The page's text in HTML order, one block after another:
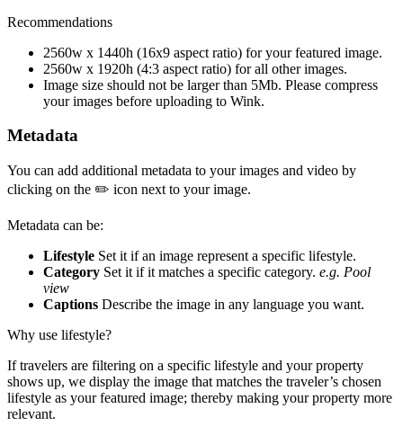
Recommendations
2560w x 1440h (16x9 aspect ratio) for your featured image.
2560w x 1920h (4:3 aspect ratio) for all other images.
Image size should not be larger than 5Mb. Please compress
your images before uploading to Wink.
Metadata
You can add additional metadata to your images and video by
clicking on the ✏️ icon next to your image.
Metadata can be:
Lifestyle Set it if an image represent a specific lifestyle.
Category Set it if it matches a specific category. e.g. Pool
view
Captions Describe the image in any language you want.
Why use lifestyle?
If travelers are filtering on a specific lifestyle and your property
shows up, we display the image that matches the traveler’s chosen
lifestyle as your featured image; thereby making your property more
relevant.